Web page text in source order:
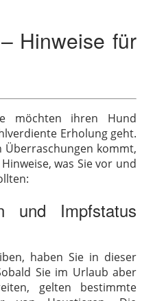
Hinweise für
möchten ihren Hund
Erholung geht.
Überraschungen kommt,
was Sie vor und
und Impfstatus
haben Sie in dieser
Sie im Urlaub aber
gelten bestimmte